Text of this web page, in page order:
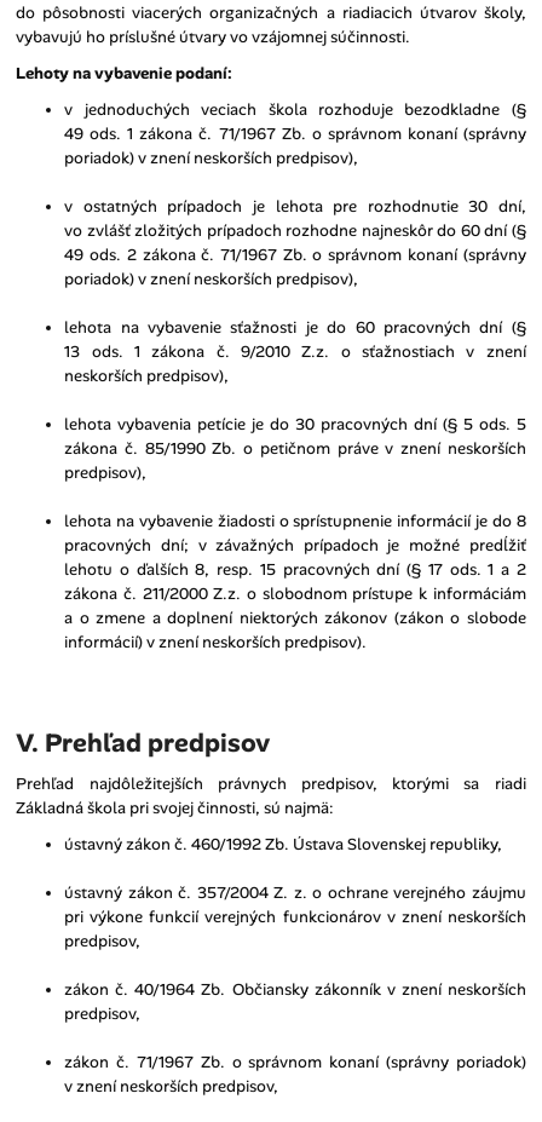
do pôsobnosti viacerých organizačných a riadiacich útvarov školy,
vybavujú ho príslušné útvary vo vzájomnej súčinnosti.
Lehoty na vybavenie podaní:
v jednoduchých veciach škola rozhoduje bezodkladne (§
49 ods. 1 zákona č. 71/1967 Zb. o správnom konaní (správny
poriadok) v znení neskorších predpisov),
v ostatných prípadoch je lehota pre rozhodnutie 30 dní,
vo zvlášť zložitých prípadoch rozhodne najneskôr do 60 dní (§
49 ods. 2 zákona č. 71/1967 Zb. o správnom konaní (správny
poriadok) v znení neskorších predpisov),
lehota na vybavenie sťažnosti je do 60 pracovných dní (§
13 ods. 1 zákona č. 9/2010 Z.z. o sťažnostiach v znení
neskorších predpisov),
lehota vybavenia petície je do 30 pracovných dní (§ 5 ods. 5
zákona č. 85/1990 Zb. o petičnom práve v znení neskorších
predpisov),
lehota na vybavenie žiadosti o sprístupnenie informácií je do 8
pracovných dní; v závažných prípadoch je možné predĺžiť
lehotu o ďalších 8, resp. 15 pracovných dní (§ 17 ods. 1 a 2
zákona č. 211/2000 Z.z. o slobodnom prístupe k informáciám
a o zmene a doplnení niektorých zákonov (zákon o slobode
informácií) v znení neskorších predpisov).
V. Prehľad predpisov
Prehľad najdôležitejších právnych predpisov, ktorými sa riadi
Základná škola pri svojej činnosti, sú najmä:
ústavný zákon č. 460/1992 Zb. Ústava Slovenskej republiky,
ústavný zákon č. 357/2004 Z. z. o ochrane verejného záujmu
pri výkone funkcií verejných funkcionárov v znení neskorších
predpisov,
zákon č. 40/1964 Zb. Občiansky zákonník v znení neskorších
predpisov,
zákon č. 71/1967 Zb. o správnom konaní (správny poriadok)
v znení neskorších predpisov,